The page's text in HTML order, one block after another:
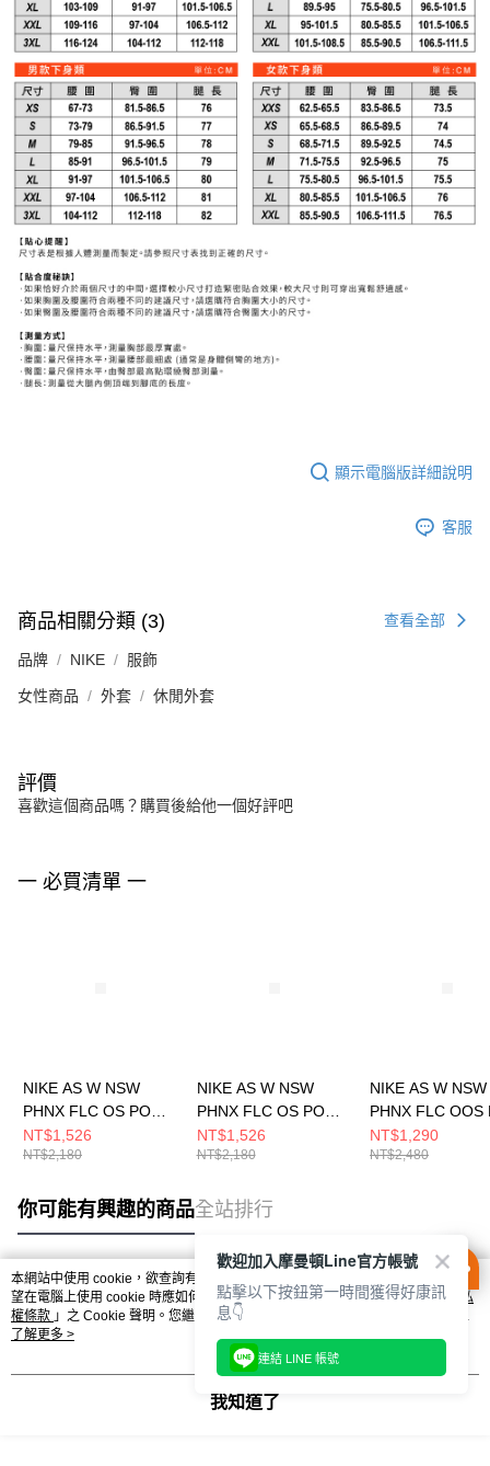
顯示電腦版詳細說明
客服
商品相關分類 (3) 查看全部
品牌 NIKE 服飾
女性商品 外套 休閒外套
評價
喜歡這個商品嗎？購買後給他一個好評吧
一 必買清單 一
NIKE AS W NSW
PHNX FLC OS PO
HOODIE 女 連帽上衣
DQ5861667
NT$1,526
NT$2,180
NIKE AS W NSW
PHNX FLC OS PO
HOODIE 女 連帽上衣
DQ5861499
NT$1,526
NT$2,180
NIKE AS W NSW
PHNX FLC OOS
HOOD 女 連帽上
DQ5859133
NT$1,290
NT$2,480
你可能有興趣的商品全站排行
熱門標籤
本網站中使用 cookie，欲查詢有關本網站使用 cookie 方式之詳情，及若您不希
望在電腦上使用 cookie 時應如何變更電腦的 cookie 設定，請參閱本網站「
隱私
權條款 」之 Cookie 聲明。您繼續使用本網站即表示您同意本公司得按本網站使
用條款之 Cookie 聲明使用 cookie。
了解更多 >
我知道了
歡迎加入摩曼頓Line官方帳號
點擊以下按鈕第一時間獲得好康訊
息👇
連結 LINE 帳號